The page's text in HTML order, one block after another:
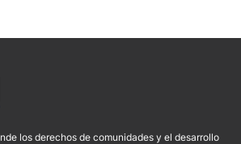
los derechos de comunidades y el desarrollo